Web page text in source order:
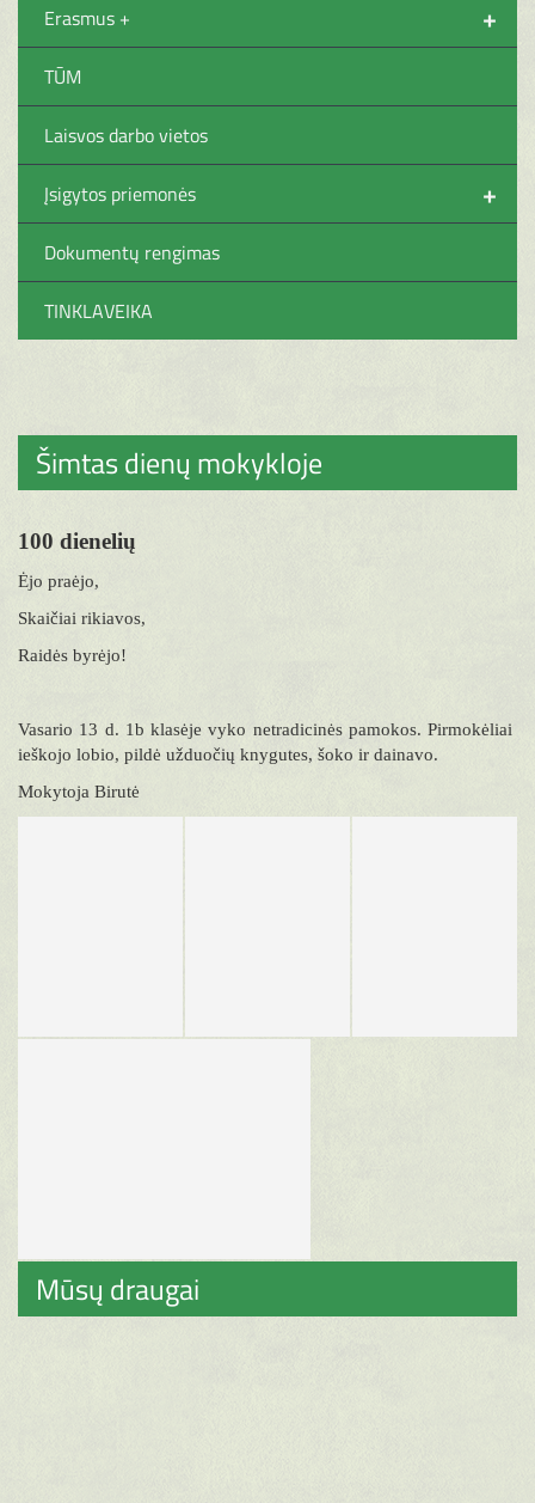
+
Erasmus +
TŪM
Laisvos darbo vietos
+
Įsigytos priemonės
Dokumentų rengimas
TINKLAVEIKA
Šimtas dienų mokykloje
100 dienelių
Ėjo praėjo,
Skaičiai rikiavos,
Raidės byrėjo!
Vasario 13 d. 1b klasėje vyko netradicinės pamokos. Pirmokėliai
ieškojo lobio, pildė užduočių knygutes, šoko ir dainavo.
Mokytoja Birutė
Mūsų draugai